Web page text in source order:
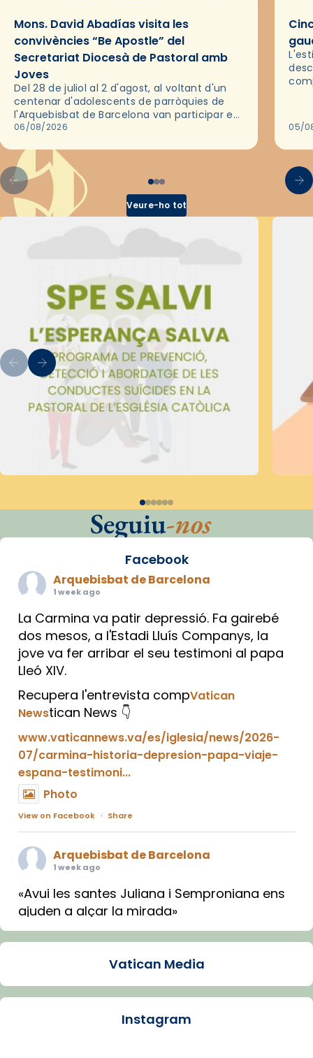
Mons. David Abadías visita les
convivències “Be Apostle” del
Secretariat Diocesà de Pastoral amb
Joves
Del 28 de juliol al 2 d'agost, al voltant d'un
centenar d'adolescents de parròquies de
l'Arquebisbat de Barcelona van participar en
les convivències Be Apostle, organitzades
06/08/2026 05/
Veure-ho tot
Seguiu-nos
Facebook
Arquebisbat de Barcelona
1 week ago
La Carmina va patir depressió. Fa gairebé
dos mesos, a l'Estadi Lluís Companys, la
jove va fer arribar el seu testimoni al papa
Lleó XIV.
Recupera l'entrevista compVatican
Newstican News 👇
www.vaticannews.va/es/iglesia/news/2026-
07/carmina-historia-depresion-papa-viaje-
espana-testimoni...
Photo
View on Facebook · Share
Arquebisbat de Barcelona
1 week ago
«Avui les santes Juliana i Semproniana ens
ajuden a alçar la mirada»
Mons. Sergi Gordo, bisbe de Tortosa, ha
Santes de Mataró.
🔗tinyurl.com/cvu5jmbk
Vatican Media
Instagram